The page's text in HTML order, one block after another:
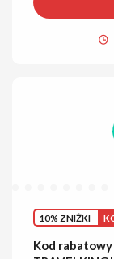
10% ZNIŻKI
Kod